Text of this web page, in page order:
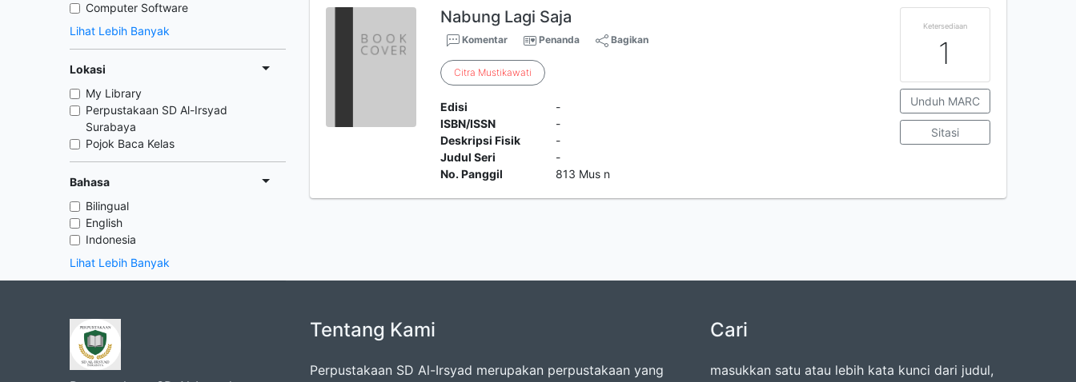
Computer Software
Lihat Lebih Banyak
Lokasi
My Library
Perpustakaan SD Al-Irsyad
Surabaya
Pojok Baca Kelas
Bahasa
Bilingual
English
Indonesia
Lihat Lebih Banyak
Nabung Lagi Saja
Komentar Penanda Bagikan
Citra Mustikawati
Edisi
-
ISBN/ISSN
-
Deskripsi Fisik
-
Judul Seri
-
No. Panggil
813 Mus n
Ketersediaan
1
Unduh MARC
Sitasi
Tentang Kami
Perpustakaan SD Al-Irsyad merupakan perpustakaan yang
Cari
masukkan satu atau lebih kata kunci dari judul,